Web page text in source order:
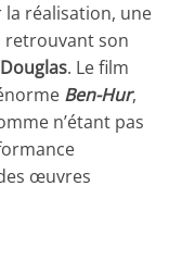
réalisation, une
retrouvant son
. Le film
Ben-Hur,
n’étant pas
œuvres